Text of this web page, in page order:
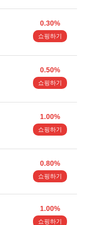
0.30%
쇼핑하기
0.50%
쇼핑하기
1.00%
쇼핑하기
0.80%
쇼핑하기
1.00%
쇼핑하기